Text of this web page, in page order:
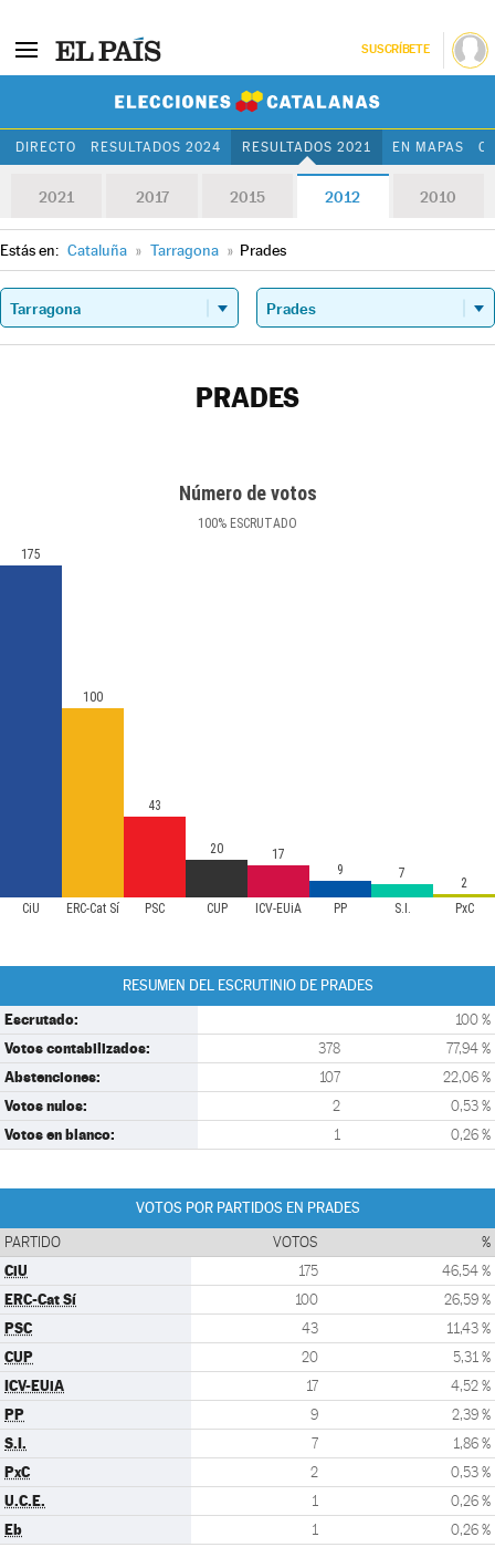
SUSCRÍBETE
DIRECTO RESULTADOS 2024 RESULTADOS 2021 EN MAPAS
2021 2017 2015 2012 2010
Estás en: Cataluña » Tarragona » Prades
PRADES
Número de votos
100% ESCRUTADO
CiU ERC-Cat Sí PSC CUP ICV-EUiA PP S.I. PxC
175
100
43
20
17
9
7
2
RESUMEN DEL ESCRUTINIO DE PRADES
Escrutado: 100 %
Votos contabilizados: 378 77,94 %
Abstenciones: 107 22,06 %
Votos nulos: 2 0,53 %
Votos en blanco: 1 0,26 %
VOTOS POR PARTIDOS EN PRADES
PARTIDO VOTOS %
CiU 175 46,54 %
ERC-Cat Sí 100 26,59 %
PSC 43 11,43 %
CUP 20 5,31 %
ICV-EUiA 17 4,52 %
PP 9 2,39 %
S.I. 7 1,86 %
PxC 2 0,53 %
U.C.E. 1 0,26 %
Eb 1 0,26 %